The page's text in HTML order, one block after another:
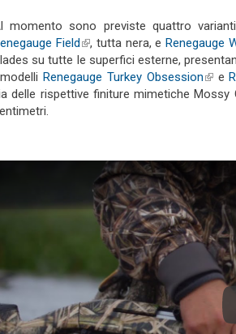
momento sono previste quattro
Field(link is external)
, tutta nera, eRenegauge
su tutte le superfici esterne,
Renegauge Turkey Obsession(link
e
delle rispettive finiture mimetiche